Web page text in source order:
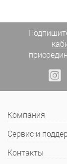
Компания
Сервис и
Контакты